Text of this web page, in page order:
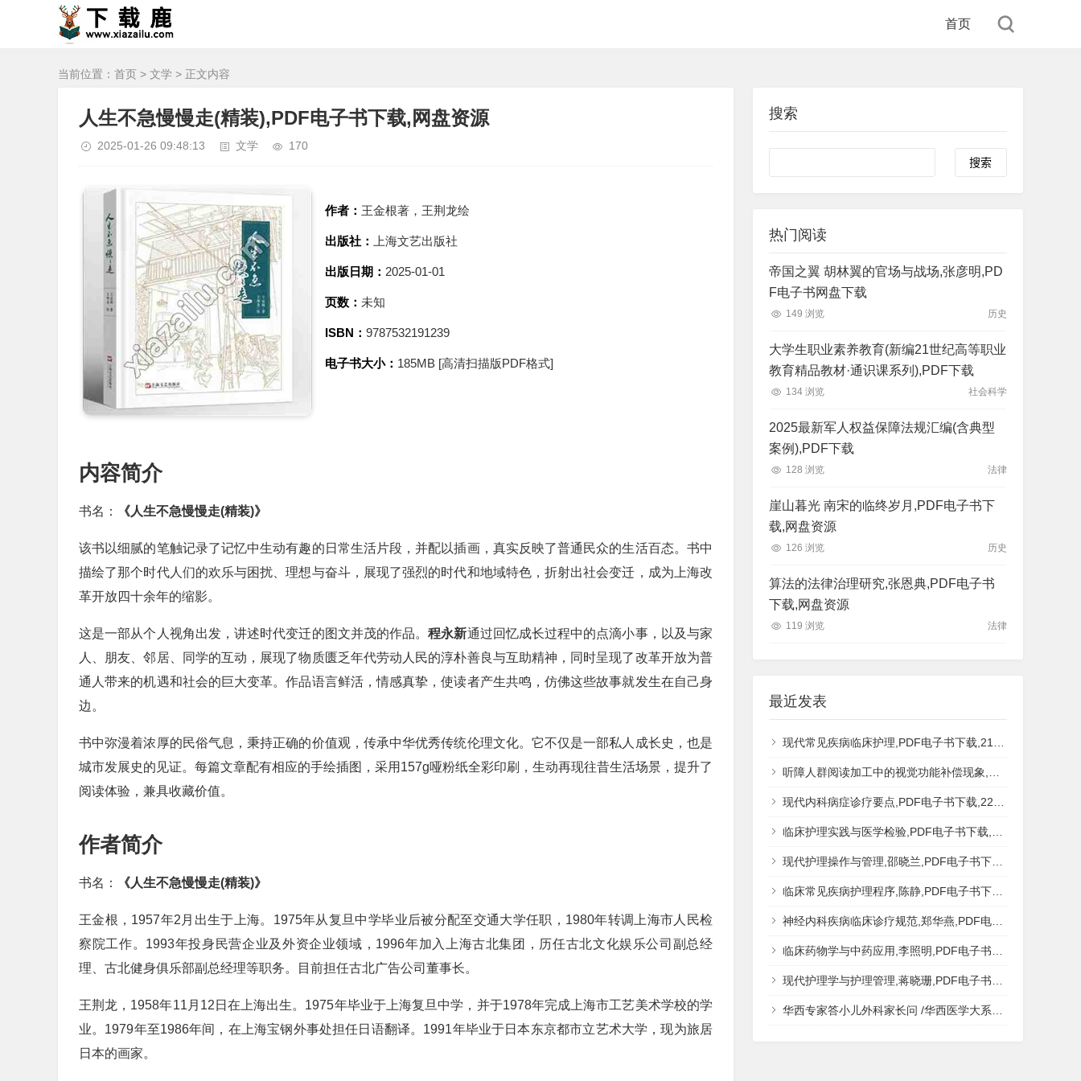
首页
当前位置： 首页 > 文学 > 正文内容
人生不急慢慢走(精装),PDF电子书下载,网盘资源
2025-01-26 09:48:13 文学 170
作者： 王金根著，王荆龙绘
出版社： 上海文艺出版社
出版日期： 2025-01-01
页数： 未知
ISBN： 9787532191239
电子书大小： 185MB [高清扫描版PDF格式]
内容简介
书名： 《人生不急慢慢走(精装)》
该书以细腻的笔触记录了记忆中生动有趣的日常生活片段，并配以插画，真实反映了普通民众的生活百态。书中
描绘了那个时代人们的欢乐与困扰、理想与奋斗，展现了强烈的时代和地域特色，折射出社会变迁，成为上海改
革开放四十余年的缩影。
这是一部从个人视角出发，讲述时代变迁的图文并茂的作品。程永新通过回忆成长过程中的点滴小事，以及与家
人、朋友、邻居、同学的互动，展现了物质匮乏年代劳动人民的淳朴善良与互助精神，同时呈现了改革开放为普
通人带来的机遇和社会的巨大变革。作品语言鲜活，情感真挚，使读者产生共鸣，仿佛这些故事就发生在自己身
边。
书中弥漫着浓厚的民俗气息，秉持正确的价值观，传承中华优秀传统伦理文化。它不仅是一部私人成长史，也是
城市发展史的见证。每篇文章配有相应的手绘插图，采用157g哑粉纸全彩印刷，生动再现往昔生活场景，提升了
阅读体验，兼具收藏价值。
作者简介
书名： 《人生不急慢慢走(精装)》
王金根，1957年2月出生于上海。1975年从复旦中学毕业后被分配至交通大学任职，1980年转调上海市人民检
察院工作。1993年投身民营企业及外资企业领域，1996年加入上海古北集团，历任古北文化娱乐公司副总经
理、古北健身俱乐部副总经理等职务。目前担任古北广告公司董事长。
王荆龙，1958年11月12日在上海出生。1975年毕业于上海复旦中学，并于1978年完成上海市工艺美术学校的学
业。1979年至1986年间，在上海宝钢外事处担任日语翻译。1991年毕业于日本东京都市立艺术大学，现为旅居
日本的画家。
搜索
Search
热门阅读
帝国之翼 胡林翼的官场与战场,张彦明,PD
F电子书网盘下载
149 浏览 历史
大学生职业素养教育(新编21世纪高等职业
教育精品教材·通识课系列),PDF下载
134 浏览 社会科学
2025最新军人权益保障法规汇编(含典型
案例),PDF下载
128 浏览 法律
崖山暮光 南宋的临终岁月,PDF电子书下
载,网盘资源
126 浏览 历史
算法的法律治理研究,张恩典,PDF电子书
下载,网盘资源
119 浏览 法律
最近发表
现代常见疾病临床护理,PDF电子书下载,217MB,网盘资源
听障人群阅读加工中的视觉功能补偿现象,秦钊,PDF电子书下载,网盘资源
现代内科病症诊疗要点,PDF电子书下载,223MB,网盘资源
临床护理实践与医学检验,PDF电子书下载,193MB,网盘资源
现代护理操作与管理,邵晓兰,PDF电子书下载,242MB,网盘资源
临床常见疾病护理程序,陈静,PDF电子书下载,185MB,网盘资源
神经内科疾病临床诊疗规范,郑华燕,PDF电子书下载,188MB,网盘资源
临床药物学与中药应用,李照明,PDF电子书下载,202MB,网盘资源
现代护理学与护理管理,蒋晓珊,PDF电子书下载,223MB,网盘资源
华西专家答小儿外科家长问 /华西医学大系?医学科普,PDF电子书网盘下载